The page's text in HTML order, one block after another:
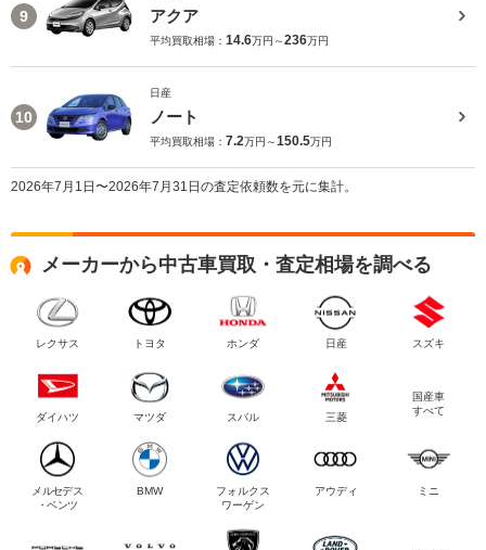
9 アクア
平均買取相場： 14.6万円～236万円
10
日産
ノート
平均買取相場： 7.2万円～150.5万円
2026年7月1日〜2026年7月31日の査定依頼数を元に集計。
メーカーから中古車買取・査定相場を調べる
レクサス トヨタ ホンダ 日産 スズキ
ダイハツ マツダ スバル 三菱
国産車
すべて
メルセデス
・ベンツ
BMW
フォルクス
ワーゲン
アウディ ミニ